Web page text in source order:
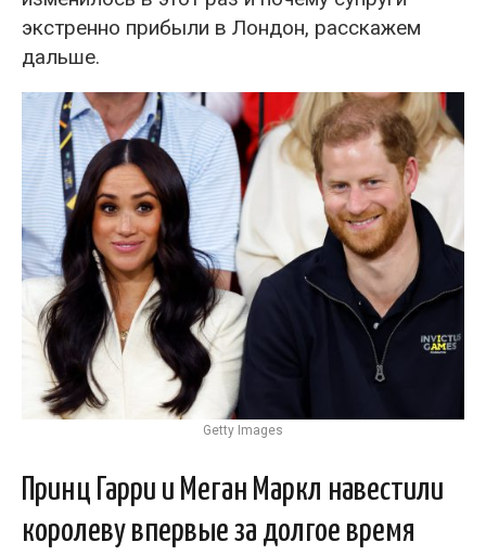
экстренно прибыли в Лондон, расскажем
дальше.
Getty Images
Принц Гарри и Меган Маркл навестили
королеву впервые за долгое время